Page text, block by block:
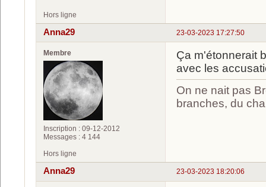
Hors ligne
23-03-2023 17:27:50
Anna29
Membre
Inscription : 09-12-2012
Messages : 4 144
Ça m'étonnerait
avec les
On ne nait pas
branches, du
Hors ligne
23-03-2023 18:20:06
Anna29